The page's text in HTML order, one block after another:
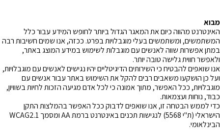
מבוא
האינטרנט מהווה כיום את המאגר הגדול ביותר לחופש המידע עבור כלל
המשתמשים, ומשתמשים בעלי מוגבלויות בפרט. ככזה, אנו שמים חשיבות רבה
במתן אפשרות שווה לאנשים עם מוגבלות לשימוש במידע המוצג באתר,
ולאפשר חווית גלישה טובה יותר.
אנו שואפים להבטיח כי השירותים הדיגיטליים יהיו נגישים לאנשים עם מוגבלויות,
ועל כן הושקעו משאבים רבים להקל את השימוש באתר עבור אנשים עם
מוגבלויות, ככל האפשר, מתוך אמונה כי לכל אדם מגיעה הזכות לחיות בשוויון,
כבוד, נוחות ועצמאות.
כדי לממש הבטחה זו, אנו שואפים לדבוק ככל האפשר בהמלצות התקן
הישראלי (ת"י 5568) לנגישות תכנים באינטרנט ברמת AA ומסמך WCAG2.1
הבינלאומי.